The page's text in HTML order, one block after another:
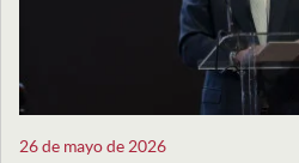
26 de mayo de 2026